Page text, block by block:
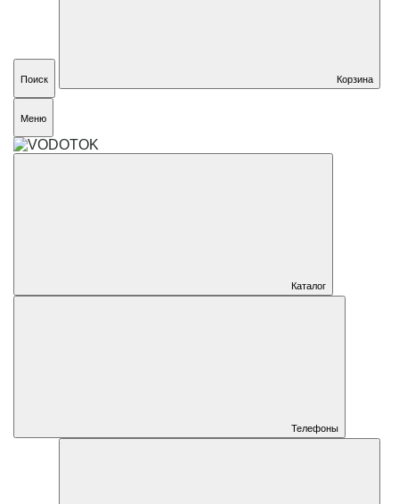
Поиск Корзина
Меню
Каталог
Телефоны